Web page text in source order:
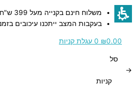
דילוג
לתוכן
משלוח חינם בקנייה מעל 399 ש"ח עד 10 קילוגרם !
בעקבות המצב ייתכנו עיכובים
₪0.00
0 עגלת קניות
סל
→
קניות
של
סוכריות
ללא
ומנטול
של
סוכריות
ללא
ומנטול
של
סוכריות
ללא
ומנטול
של
סוכריות
ללא
ואקליפטוס